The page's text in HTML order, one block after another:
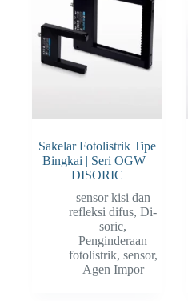
Sakelar Fotolistrik Tipe
Bingkai | Seri OGW |
DISORIC
sensor kisi dan
refleksi difus,Di-
soric,
Penginderaan
fotolistrik, sensor,
Agen Impor